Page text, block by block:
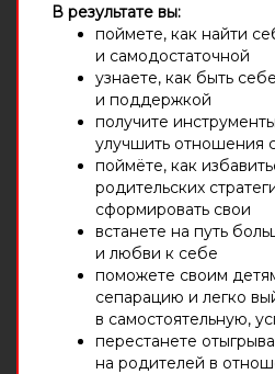
В результате вы:
поймете, как найти
и самодостаточной
узнаете, как быть
и поддержкой
получите
улучшить отношения
поймёте, как
родительских
сформировать свои
встанете на путь
и любви к себе
поможете своим
сепарацию и легко
в самостоятельную,
перестанете
на родителей в